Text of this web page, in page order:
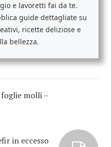
e lavoretti fai da te.
guide dettagliate su
ricette deliziose e
bellezza.
molli –
in eccesso